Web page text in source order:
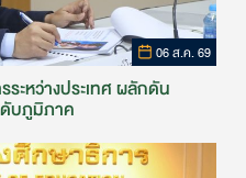
06 ส.ค. 69
ะหว่างประเทศ ผลักดัน
ดับภูมิภาค